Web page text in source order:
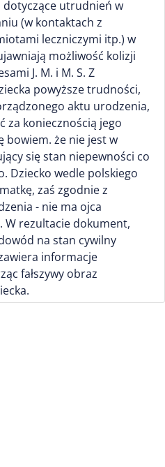
dotyczące utrudnień w
(w kontaktach z
leczniczymi itp.) w
możliwość kolizji
J. M. i M. S. Z
powyższe trudności,
aktu urodzenia,
za koniecznością jego
bowiem. że nie jest w
się stan niepewności co
Dziecko wedle polskiego
zaś zgodnie z
- nie ma ojca
W rezultacie dokument,
na stan cywilny
informacje
fałszywy obraz